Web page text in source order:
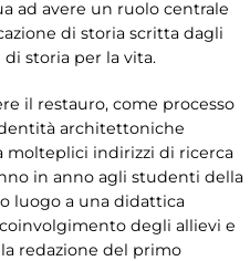
ad avere un ruolo centrale
di storia scritta dagli
storia per la vita.
il restauro, come processo
architettoniche
molteplici indirizzi di ricerca
in anno agli studenti della
luogo a una didattica
degli allievi e
redazione del primo